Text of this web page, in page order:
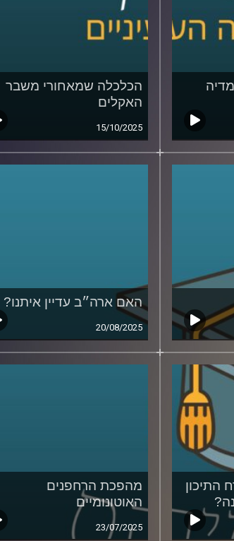
הכלכלה שמאחורי משבר
האקלים
15/10/2025
האם ארה״ב עדיין איתנו?
20/08/2025
התיכון
מהפכת הרחפנים
האוטונומיים
23/07/2025